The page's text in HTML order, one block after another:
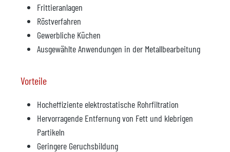
Frittieranlagen
Röstverfahren
Gewerbliche Küchen
Ausgewählte Anwendungen in der Metallbearbeitung
Vorteile
Hocheffiziente elektrostatische Rohrfiltration
Hervorragende Entfernung von Fett und klebrigen
Partikeln
Geringere Geruchsbildung